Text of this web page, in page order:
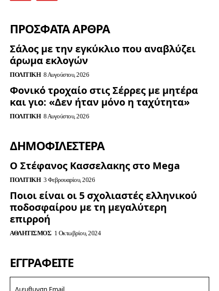
ΠΡΟΣΦΑΤΑ ΑΡΘΡΑ
Σάλος με την εγκύκλιο που αναβλύζει
άρωμα εκλογών
ΠΟΛΙΤΙΚΉ 8 Αυγούστου, 2026
Φονικό τροχαίο στις Σέρρες με μητέρα
και γιο: «Δεν ήταν μόνο η ταχύτητα»
ΠΟΛΙΤΙΚΉ 8 Αυγούστου, 2026
ΔΗΜΟΦΙΛΈΣΤΕΡΑ
Ο Στέφανος Κασσελακης στο Mega
ΠΟΛΙΤΙΚΉ 3 Φεβρουαρίου, 2026
Ποιοι είναι οι 5 σχολιαστές ελληνικού
ποδοσφαίρου με τη μεγαλύτερη
επιρροή
ΑΘΛΗΤΙΣΜΌΣ 1 Οκτωβρίου, 2024
ΕΓΓΡΑΦΕΊΤΕ